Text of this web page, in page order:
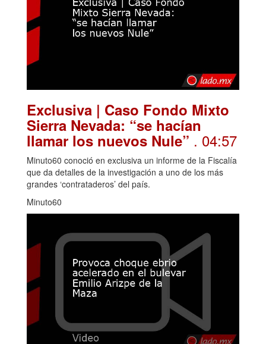
Exclusiva | Caso Fondo Mixto
Sierra Nevada: “se hacían
llamar los nuevos Nule” . 04:57
Minuto60 conoció en exclusiva un informe de la Fiscalía
que da detalles de la investigación a uno de los más
grandes ‘contrataderos’ del país.
Minuto60